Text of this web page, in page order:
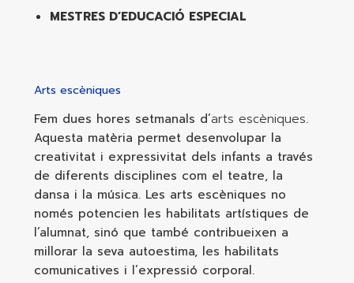
MESTRES D’EDUCACIÓ ESPECIAL
Arts escèniques
Fem dues hores setmanals d’arts escèniques.
Aquesta matèria permet desenvolupar la
creativitat i expressivitat dels infants a través
de diferents disciplines com el teatre, la
dansa i la música. Les arts escèniques no
només potencien les habilitats artístiques de
l’alumnat, sinó que també contribueixen a
millorar la seva autoestima, les habilitats
comunicatives i l’expressió corporal.